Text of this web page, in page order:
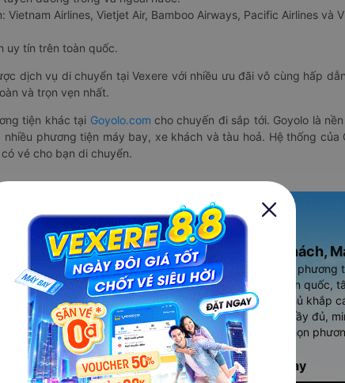
Airlines, Vietjet Air, Bamboo Airways, Pacific Airlines và
uy tín trên toàn quốc.
dịch vụ di chuyển tại Vexere với nhiều ưu đãi vô cùng hấp
và trọn vẹn nhất.
tiện khác tại Goyolo.com cho chuyến đi sắp tới. Goyolo là
phương tiện máy bay, xe khách và tàu hoả. Hệ thống
vé cho bạn di chuyển.
Ứng dụng đặt vé Xe khách,
Vexere - ứng dụng đặt vé đa phương
cao, 5000+ tuyến đường toàn quốc,
vụ thuê xe máy, xe du lịch phủ khắp
Ứng dụng hiển thị thông tin đầy đủ,
người dùng so sánh và lựa chọn
chóng và phù hợp nhất.
Tải ứng dụng Vexere ngay